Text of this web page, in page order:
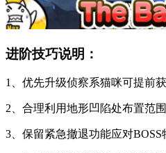
进阶技巧说明：
1、优先升级侦察系猫咪可提前
2、合理利用地形凹陷处布置范
3、保留紧急撤退功能应对BOSS